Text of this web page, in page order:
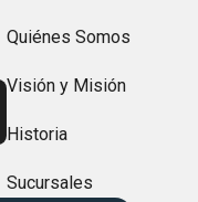
Quiénes Somos
Visión y Misión
Historia
Sucursales